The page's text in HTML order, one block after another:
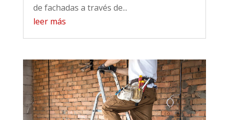
de fachadas a través de...
leer más